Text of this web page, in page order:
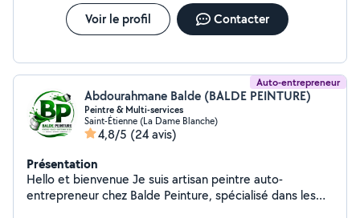
Voir le profil Contacter
Auto-entrepreneur
Abdourahmane Balde (BALDE PEINTURE)
Peintre & Multi-services
Saint-Étienne (La Dame Blanche)
4,8/5 (24 avis)
Présentation
Hello et bienvenue Je suis artisan peintre auto-
entrepreneur chez Balde Peinture, spécialisé dans les